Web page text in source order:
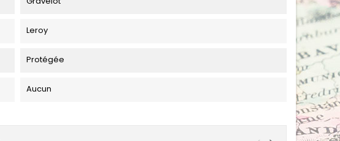
Leroy
Protégée
Aucun